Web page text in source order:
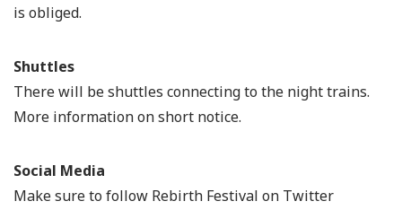
is obliged.
Shuttles
There will be shuttles connecting to the night trains.
More information on short notice.
Social Media
Make sure to follow Rebirth Festival on Twitter